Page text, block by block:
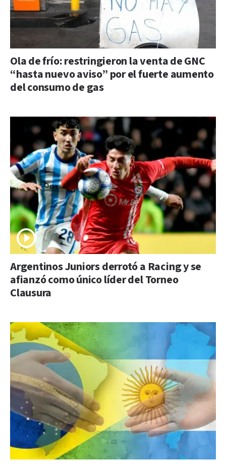
Ola de frío: restringieron la venta de GNC
“hasta nuevo aviso” por el fuerte aumento
del consumo de gas
Argentinos Juniors derrotó a Racing y se
afianzó como único líder del Torneo
Clausura